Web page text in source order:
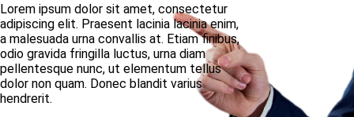
Lorem ipsum dolor sit amet, consectetur
adipiscing elit. Praesent lacinia lacinia enim,
a malesuada urna convallis at. Etiam finibus,
odio gravida fringilla luctus, urna diam
pellentesque nunc, ut elementum tellus
dolor non quam. Donec blandit varius
hendrerit.